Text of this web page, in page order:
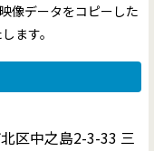
像データをコピーした
ます。
区中之島2-3-33 三